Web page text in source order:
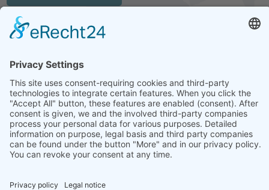
Hohe Straße 11
04107 Leipzig
Tel.: +49 341 22 54 13 50
info@steinbeis-mediation.com